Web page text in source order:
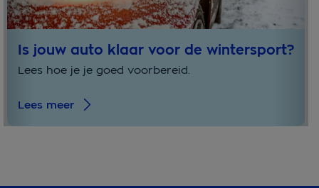
Is jouw auto klaar voor de wintersport?
Lees hoe je je goed voorbereid.
Lees meer